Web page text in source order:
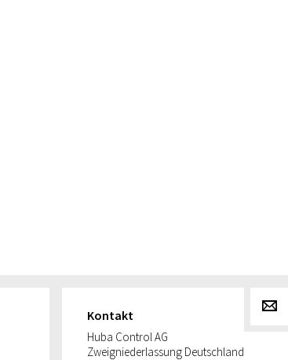
Kontakt
Huba Control AG
Zweigniederlassung Deutschland
g